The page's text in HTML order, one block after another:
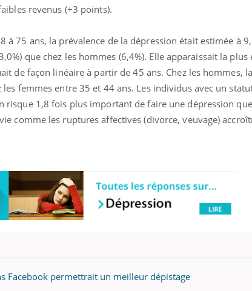
revenus (+3 points).
à 75 ans, la prévalence de la dépression était estimée à
que chez les hommes (6,4%). Elle apparaissait la plus
de façon linéaire à partir de 45 ans. Chez les hommes,
femmes entre 35 et 44 ans. Les individus avec un
risque 1,8 fois plus important de faire une dépression
comme les ruptures affectives (divorce, veuvage)
Facebook permettrait un meilleur dépistage
Chronique des Mains : se
pour l’été !Youtube
et avec lui, un tout nouveau
vie ! Vacances, plage, piscine,
Youtube
Diabète & Ramadan
Le Ramadan approche,
nombreuses personnes
diabète, c'est une période